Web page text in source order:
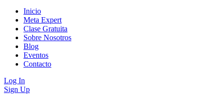
Inicio
Meta Expert
Clase Gratuita
Sobre Nosotros
Blog
Eventos
Contacto
Log In
Sign Up